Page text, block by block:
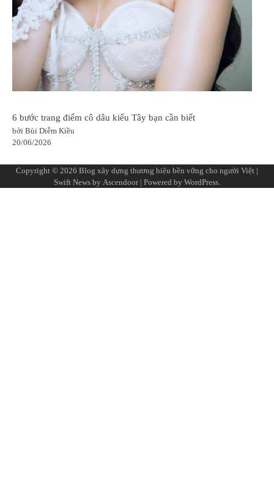
6 bước trang điểm cô dâu kiểu Tây bạn cần biết
bởi Bùi Diễm Kiều
20/06/2026
Copyright © 2026 Blog xây dựng thương hiệu bền vững cho người Việt |
Swift News by Ascendoor| Powered by WordPress